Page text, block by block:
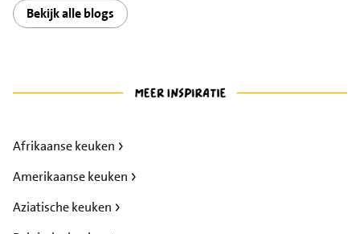
Bekijk alle blogs
Afrikaanse keuken
Amerikaanse keuken
Aziatische keuken